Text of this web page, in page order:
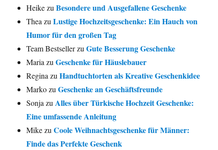
HeikezuBesondere und Ausgefallene Geschenke
Thea zuLustige Hochzeitsgeschenke: Ein Hauch von
Humor für den großen Tag
Team BestsellerzuGute Besserung Geschenke
Maria zuGeschenke für Häuslebauer
Regina zuHandtuchtorten als Kreative Geschenkidee
MarkozuGeschenke an Geschäftsfreunde
Sonja zu Alles über Türkische Hochzeit Geschenke:
Eine umfassende Anleitung
MikezuCoole Weihnachtsgeschenke für Männer:
Finde das Perfekte Geschenk